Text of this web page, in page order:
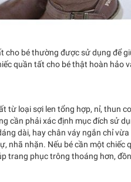
cho bé thường được sử dụng để
quần tất cho bé thật hoàn hảo
từ loại sợi len tổng hợp, nỉ, thun
cần phải xác định mục đích sử
dài, hay chân váy ngắn chỉ
nhã nhặn. Nếu bé cần một chiếc
trang phục trông thoáng hơn,